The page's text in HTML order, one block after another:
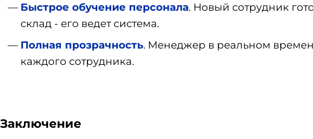
Быстрое обучение персонала. Новый сотрудник
склад - его ведет система.
Полная прозрачность. Менеджер в реальном
каждого сотрудника.
Заключение